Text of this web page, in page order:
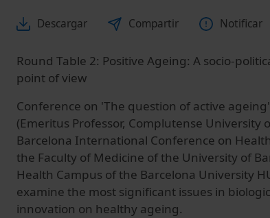
Descargar Compartir Notificar
Round Table 2: Positive Ageing: A socio-
point of view
Conference on 'The question of active
(Emeritus Professor, Complutense University
Barcelona International Conference on
the Faculty of Medicine of the University of
Health Campus of the Barcelona University
examine the most significant issues in
innovation on healthy ageing.